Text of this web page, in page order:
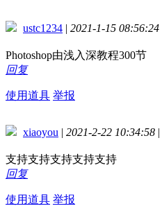
ustc1234 | 2021-1-15 08:56:24
Photoshop由浅入深教程300节
回复
使用道具 举报
xiaoyou | 2021-2-22 10:34:58 |
支持支持支持支持支持
回复
使用道具 举报